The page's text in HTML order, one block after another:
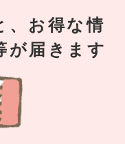
、お得な情
が届きます